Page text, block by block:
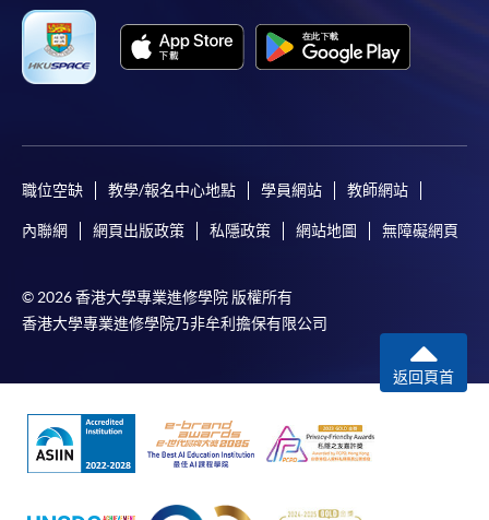
職位空缺 教學/報名中心地點 學員網站 教師網站
內聯網 網頁出版政策 私隱政策 網站地圖 無障礙網頁
© 2026 香港大學專業進修學院 版權所有
香港大學專業進修學院乃非牟利擔保有限公司
返回頁首